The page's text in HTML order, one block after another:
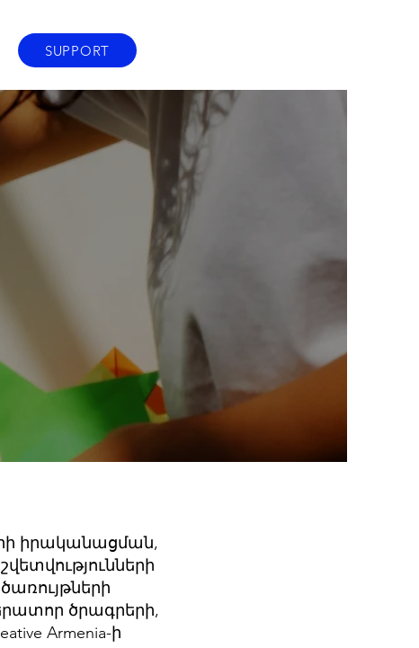
SUPPORT
իրականացման,
ծրագրերի,
Armenia-ի